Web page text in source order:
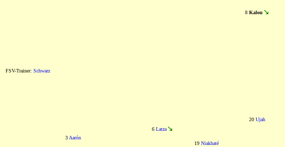
8 Kalou
FSV-Trainer: Schwarz
20 Ujah
6 Latza
3 Aarón
19 Niakhaté